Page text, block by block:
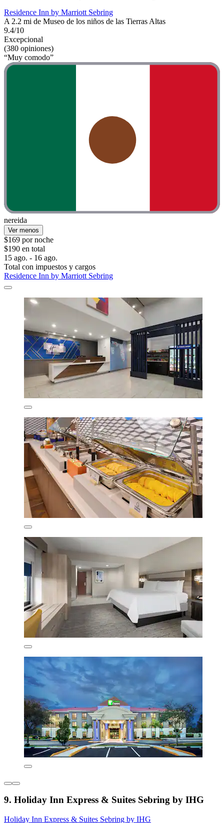
Residence Inn by Marriott Sebring
A 2.2 mi de Museo de los niños de las Tierras Altas
9.4/10
Excepcional
(380 opiniones)
“Muy comodo”
nereida
Ver menos
$169 por noche
$190 en total
15 ago. - 16 ago.
Total con impuestos y cargos
Residence Inn by Marriott Sebring
9. Holiday Inn Express & Suites Sebring by IHG
Holiday Inn Express & Suites Sebring by IHG